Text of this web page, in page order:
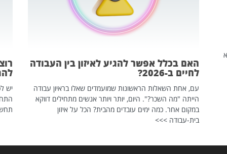
האם בכלל אפשר להגיע לאיזון בין העבודה
לחיים ב-2026?
עם, אחת השאלות הראשונות שמועמדים שאלו בראיון עבודה
הייתה "מה השכר?". היום, יותר ויותר אנשים מתחילים דווקא
במקום אחר. כמה ימים עובדים מהבית? הכל על איזון
בית-עבודה >>>
יש